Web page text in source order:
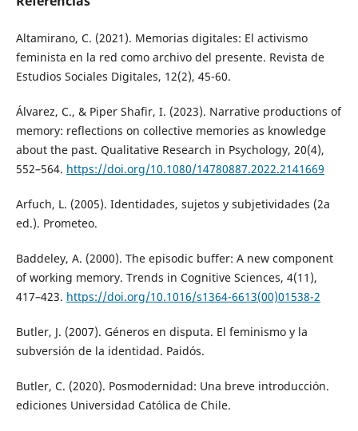
Altamirano, C. (2021). Memorias digitales: El activismo
feminista en la red como archivo del presente. Revista de
Estudios Sociales Digitales, 12(2), 45-60.
Álvarez, C., & Piper Shafir, I. (2023). Narrative productions of
memory: reflections on collective memories as knowledge
about the past. Qualitative Research in Psychology, 20(4),
552–564. https://doi.org/10.1080/14780887.2022.2141669
Arfuch, L. (2005). Identidades, sujetos y subjetividades (2a
ed.). Prometeo.
Baddeley, A. (2000). The episodic buffer: A new component
of working memory. Trends in Cognitive Sciences, 4(11),
417–423. https://doi.org/10.1016/s1364-6613(00)01538-2
Butler, J. (2007). Géneros en disputa. El feminismo y la
subversión de la identidad. Paidós.
Butler, C. (2020). Posmodernidad: Una breve introducción.
ediciones Universidad Católica de Chile.